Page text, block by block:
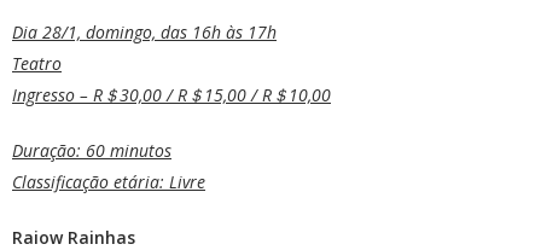
Dia 28/1, domingo, das 16h às 17h
Teatro
Ingresso – R＄30,00 / R＄15,00 / R＄10,00
Duração: 60 minutos
Classificação etária: Livre
Raiow Rainhas